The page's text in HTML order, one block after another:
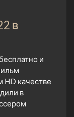
в
и
качестве
в